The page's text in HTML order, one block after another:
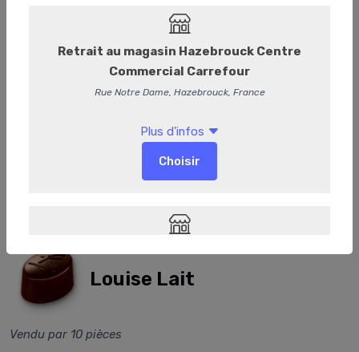
Louise Lait
Vendu par 10 pièces